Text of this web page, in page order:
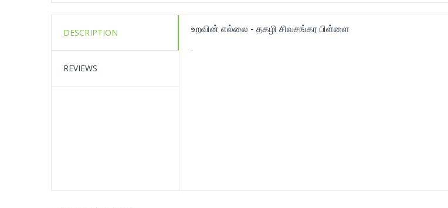
DESCRIPTION
REVIEWS
உறவின் எல்லை - தகழி சிவசங்கர பிள்ளை
.